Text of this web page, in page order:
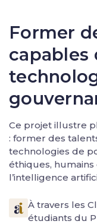
Former
capables
Ce projet illustre
: former des
technologies de
éthiques,
l’intelligence
À travers les
étudiants du